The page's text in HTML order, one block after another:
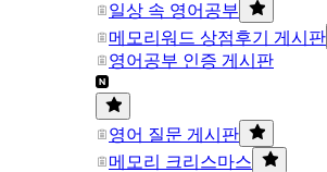
일상 속 영어공부
메모리워드 상점후기 게시판
영어공부 인증 게시판
영어 질문 게시판
메모리 크리스마스